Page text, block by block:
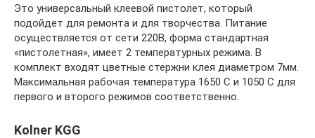
Это универсальный клеевой пистолет, который
подойдет для ремонта и для творчества. Питание
осуществляется от сети 220В, форма стандартная
«пистолетная», имеет 2 температурных режима. В
комплект входят цветные стержни клея диаметром 7мм.
Максимальная рабочая температура 1650 C и 1050 C для
первого и второго режимов соответственно.
Kolner KGG